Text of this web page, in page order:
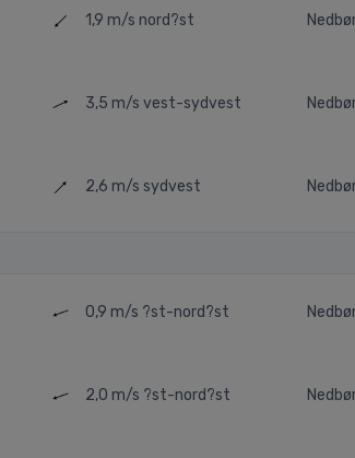
1,9 m/s nord?st
3,5 m/svest-sydvest
2,6 m/ssydvest
0,9 m/s ?st-nord?st
2,0 m/s ?st-nord?st